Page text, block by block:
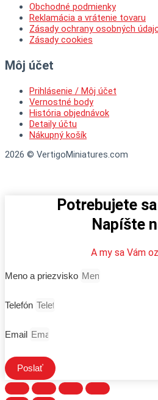
Obchodné podmienky
Reklamácia a vrátenie tovaru
Zásady ochrany osobných
Zásady cookies
Môj účet
Prihlásenie / Môj účet
Vernostné body
História objednávok
Detaily účtu
Nákupný košík
2026 © VertigoMiniatures.com
Potrebujete
Napíšte
A my sa Vám
Meno a priezvisko
Telefón
Email
Poslať